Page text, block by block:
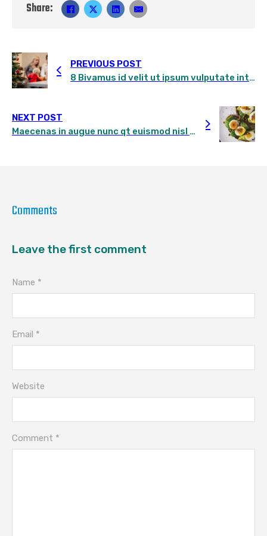
Share:
PREVIOUS POST
8 Bivamus id velit ut ipsum vulputate interdum sit amet a risus sollicitudin
NEXT POST
Maecenas in augue nunc qt euismod nisl a purus efficitur, posuere bibendum enim congue
Comments
Leave the first comment
Name *
Email *
Website
Comment *